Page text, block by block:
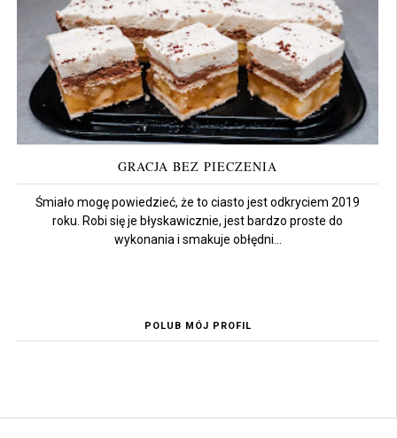
GRACJA BEZ PIECZENIA
Śmiało mogę powiedzieć, że to ciasto jest odkryciem 2019
roku. Robi się je błyskawicznie, jest bardzo proste do
wykonania i smakuje obłędni...
POLUB MÓJ PROFIL